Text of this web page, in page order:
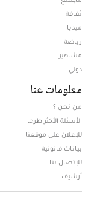
ثقافة
ميديا
رياضة
مشاهير
دولي
معلومات عنا
من نحن ؟
الأسئلة الأكثر طرحا
للإعلان على موقعنا
بيانات قانونية
للإتصال بنا
أرشيف